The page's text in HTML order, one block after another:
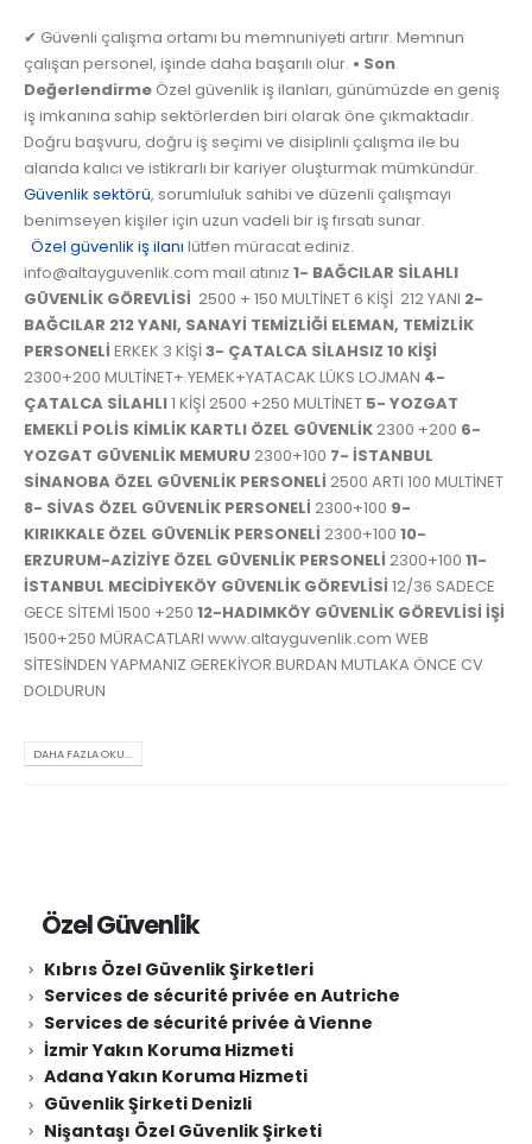
✔ Güvenli çalışma ortamı bu memnuniyeti artırır. Memnun
çalışan personel, işinde daha başarılı olur. • Son
Değerlendirme Özel güvenlik iş ilanları, günümüzde en geniş
iş imkanına sahip sektörlerden biri olarak öne çıkmaktadır.
Doğru başvuru, doğru iş seçimi ve disiplinli çalışma ile bu
alanda kalıcı ve istikrarlı bir kariyer oluşturmak mümkündür.
Güvenlik sektörü, sorumluluk sahibi ve düzenli çalışmayı
benimseyen kişiler için uzun vadeli bir iş fırsatı sunar.
Özel güvenlik iş ilanı lütfen müracat ediniz.
info@altayguvenlik.com mail atınız 1- BAĞCILAR SİLAHLI
GÜVENLİK GÖREVLİSİ 2500 + 150 MULTİNET 6 KİŞİ 212 YANI 2-
BAĞCILAR 212 YANI, SANAYİ TEMİZLİĞİ ELEMAN, TEMİZLİK
PERSONELİ ERKEK 3 KİŞİ3- ÇATALCA SİLAHSIZ 10 KİŞİ
2300+200 MULTİNET+.YEMEK+YATACAK LÜKS LOJMAN 4-
ÇATALCA SİLAHLI1 KİŞİ 2500 +250 MULTİNET 5- YOZGAT
EMEKLİ POLİS KİMLİK KARTLI ÖZEL GÜVENLİK2300 +200 6-
YOZGAT GÜVENLİK MEMURU 2300+100 7- İSTANBUL
SİNANOBA ÖZEL GÜVENLİK PERSONELİ 2500 ARTI 100 MULTİNET
8- SİVAS ÖZEL GÜVENLİK PERSONELİ 2300+100 9-
KIRIKKALE ÖZEL GÜVENLİK PERSONELİ 2300+100 10-
ERZURUM-AZİZİYE ÖZEL GÜVENLİK PERSONELİ 2300+100 11-
İSTANBUL MECİDİYEKÖY GÜVENLİK GÖREVLİSİ 12/36 SADECE
GECE SİTEMİ 1500 +250 12-HADIMKÖY GÜVENLİK GÖREVLİSİ İŞİ
1500+250 MÜRACATLARI www.altayguvenlik.com WEB
SİTESİNDEN YAPMANIZ GEREKİYOR.BURDAN MUTLAKA ÖNCE CV
DOLDURUN
DAHA FAZLA OKU...
Özel Güvenlik
Kıbrıs Özel Güvenlik Şirketleri
Services de sécurité privée en Autriche
Services de sécurité privée à Vienne
İzmir Yakın Koruma Hizmeti
Adana Yakın Koruma Hizmeti
Güvenlik Şirketi Denizli
Nişantaşı Özel Güvenlik Şirketi